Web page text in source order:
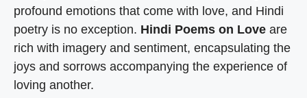
profound emotions that come with love, and Hindi
poetry is no exception. Hindi Poems on Love are
rich with imagery and sentiment, encapsulating the
joys and sorrows accompanying the experience of
loving another.